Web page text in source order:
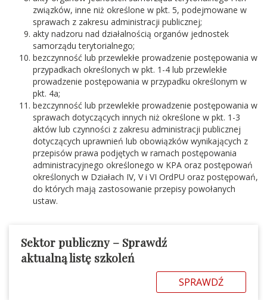
związków, inne niż określone w pkt. 5, podejmowane w
sprawach z zakresu administracji publicznej;
akty nadzoru nad działalnością organów jednostek
samorządu terytorialnego;
bezczynność lub przewlekłe prowadzenie postępowania w
przypadkach określonych w pkt. 1-4 lub przewlekłe
prowadzenie postępowania w przypadku określonym w
pkt. 4a;
bezczynność lub przewlekłe prowadzenie postępowania w
sprawach dotyczących innych niż określone w pkt. 1-3
aktów lub czynności z zakresu administracji publicznej
dotyczących uprawnień lub obowiązków wynikających z
przepisów prawa podjętych w ramach postępowania
administracyjnego określonego w KPA oraz postępowań
określonych w Działach IV, V i VI OrdPU oraz postępowań,
do których mają zastosowanie przepisy powołanych
ustaw.
Sektor publiczny – Sprawdź
aktualną listę szkoleń
SPRAWDŹ